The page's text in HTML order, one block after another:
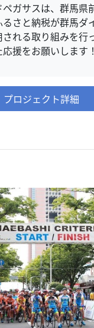
ガサスは、群馬県
さと納税が群馬ダ
れる取り組みを行
援をお願いします！
プロジェクト詳細